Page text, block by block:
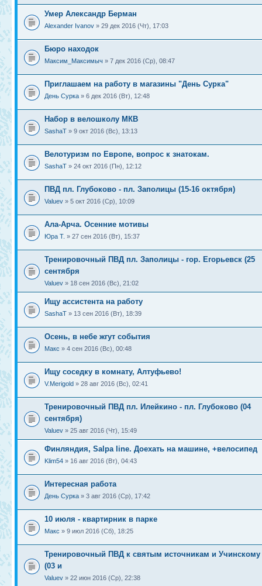
Умер Александр Берман
Alexander Ivanov » 29 дек 2016 (Чт), 17:03
Бюро находок
Максим_Максимыч » 7 дек 2016 (Ср), 08:47
Приглашаем на работу в магазины "День Сурка"
День Сурка » 6 дек 2016 (Вт), 12:48
Набор в велошколу МКВ
SashaT » 9 окт 2016 (Вс), 13:13
Велотуризм по Европе, вопрос к знатокам.
SashaT » 24 окт 2016 (Пн), 12:12
ПВД пл. Глубоково - пл. Заполицы (15-16 октября)
Valuev » 5 окт 2016 (Ср), 10:09
Ала-Арча. Осенние мотивы
Юра Т. » 27 сен 2016 (Вт), 15:37
Тренировочный ПВД пл. Заполицы - гор. Егорьевск (25
сентября
Valuev » 18 сен 2016 (Вс), 21:02
Ищу ассистента на работу
SashaT » 13 сен 2016 (Вт), 18:39
Осень, в небе жгут события
Макс » 4 сен 2016 (Вс), 00:48
Ищу соседку в комнату, Алтуфьево!
V.Merigold » 28 авг 2016 (Вс), 02:41
Тренировочный ПВД пл. Илейкино - пл. Глубоково (04
сентября)
Valuev » 25 авг 2016 (Чт), 15:49
Финляндия, Salpa line. Доехать на машине, +велосипед
Klim54 » 16 авг 2016 (Вт), 04:43
Интересная работа
День Сурка » 3 авг 2016 (Ср), 17:42
10 июля - квартирник в парке
Макс » 9 июл 2016 (Сб), 18:25
Тренировочный ПВД к святым источникам и Учинскому
(03 и
Valuev » 22 июн 2016 (Ср), 22:38